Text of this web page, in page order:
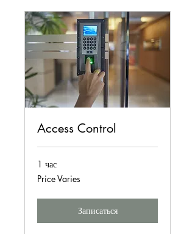
Access Control
1 час
Price
Varies
Price Varies
Записаться